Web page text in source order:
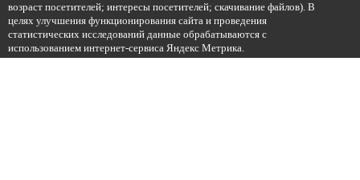
возраст посетителей; интересы посетителей; скачивание файлов). В
целях улучшения функционирования сайта и проведения
статистических исследований данные обрабатываются с
использованием интернет-сервиса Яндекс Метрика.